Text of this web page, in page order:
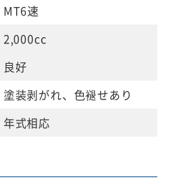
MT6速
2,000cc
良好
塗装剥がれ、色褪せあり
年式相応